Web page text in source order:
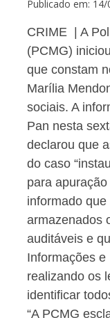
Publicado em:
CRIME | A
(PCMG)
que constam
Marília
sociais. A
Pan nesta
declarou que
do caso
para apuração
informado que
armazenados
auditáveis e
Informações
realizando os
identificar
“A PCMG